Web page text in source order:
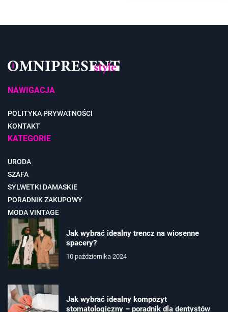
NAWIGACJA
POLITYKA PRYWATNOŚCI
KONTAKT
KATEGORIE
URODA
SZAFA
SYLWETKI DAMASKIE
PORADNIK ZAKUPOWY
MODA VINTAGE
Jak wybrać idealny trencz na wiosenne
spacery?
10 października 2024
Jak wybrać idealny kompozyt
stomatologiczny – poradnik dla dentystów